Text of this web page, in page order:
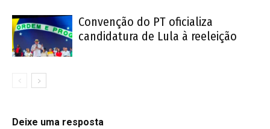
Convenção do PT oficializa
candidatura de Lula à reeleição
Deixe uma resposta